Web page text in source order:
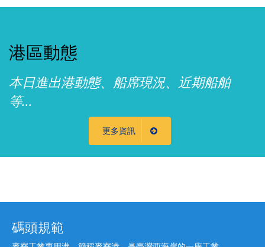
港區動態
本日進出港動態、船席現況、近期船舶
等...
更多資訊
碼頭規範